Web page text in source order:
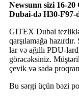
Newsunn sizi 16-
Dubai-də H30-F97-
GITEX Dubai
qarşılamağa
lar və ağıllı PDU-
görəcəksiniz.
çevik və sadə
Bu sərgi üçün bəzi